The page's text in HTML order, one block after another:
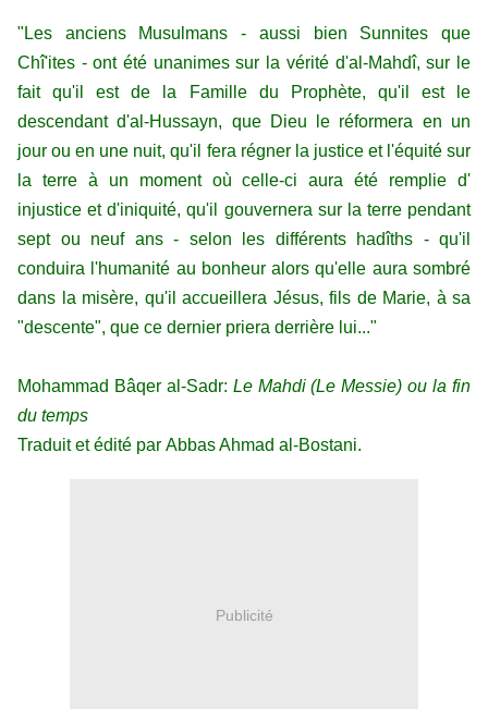
"Les anciens Musulmans - aussi bien Sunnites que
Chî'ites - ont été unanimes sur la vérité d'al-Mahdî, sur le
fait qu'il est de la Famille du Prophète, qu'il est le
descendant d'al-Hussayn, que Dieu le réformera en un
jour ou en une nuit, qu'il fera régner la justice et l'équité sur
la terre à un moment où celle-ci aura été remplie d'
injustice et d'iniquité, qu'il gouvernera sur la terre pendant
sept ou neuf ans - selon les différents hadîths - qu'il
conduira l'humanité au bonheur alors qu'elle aura sombré
dans la misère, qu'il accueillera Jésus, fils de Marie, à sa
"descente", que ce dernier priera derrière lui..."
Mohammad Bâqer al-Sadr: Le Mahdi(Le Messie) ou la fin
du temps
Traduit et édité par Abbas Ahmad al-Bostani.
Publicité